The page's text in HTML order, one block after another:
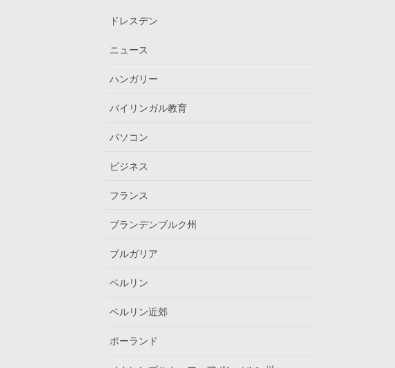
ドレスデン
ニュース
ハンガリー
バイリンガル教育
パソコン
ビジネス
フランス
ブランデンブルク州
ブルガリア
ベルリン
ベルリン近郊
ポーランド